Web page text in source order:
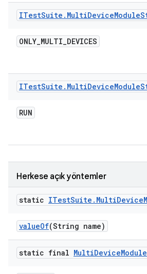
ITestSuite . MultiDeviceModule
ONLY_MULTI_DEVICES
ITestSuite . MultiDeviceModule
RUN
Herkese açık yöntemler
static ITestSuite . MultiDevice
valueOf(String name)
static final MultiDeviceModule